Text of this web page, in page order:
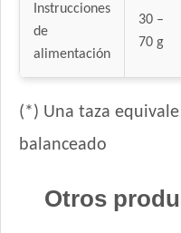
Instrucciones
de
alimentación
30 –
70 g
(*) Una taza
balanceado
Otros